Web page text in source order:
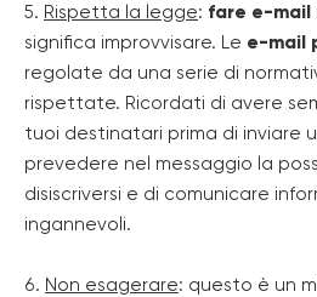
5. Rispetta la legge: fare e-mail
significa improvvisare. Le e-mail
regolate da una serie di
rispettate. Ricordati di avere
tuoi destinatari prima di inviare
prevedere nel messaggio la
disiscriversi e di comunicare
ingannevoli.
6. Non esagerare: questo è un